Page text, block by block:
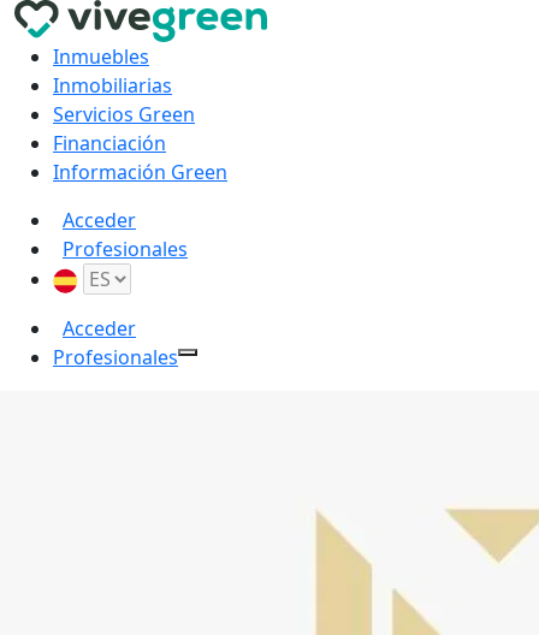
Inmuebles
Inmobiliarias
Servicios Green
Financiación
Información Green
Acceder
Profesionales
Acceder
Profesionales